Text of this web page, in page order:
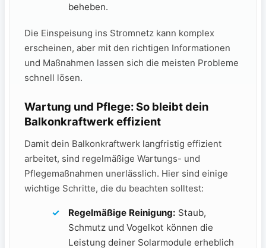
beheben.
Die Einspeisung ins Stromnetz kann komplex
erscheinen, aber mit​ den richtigen Informationen
und Maßnahmen lassen sich die​ meisten Probleme
schnell lösen.
Wartung und Pflege: So bleibt dein
Balkonkraftwerk effizient
Damit dein Balkonkraftwerk langfristig effizient
arbeitet, sind⁣ regelmäßige ‍Wartungs- und
Pflegemaßnahmen unerlässlich. Hier sind einige
wichtige Schritte, ⁤die du beachten solltest:
Regelmäßige⁢ Reinigung: Staub,
Schmutz und Vogelkot können ⁢die
Leistung deiner Solarmodule ⁣erheblich